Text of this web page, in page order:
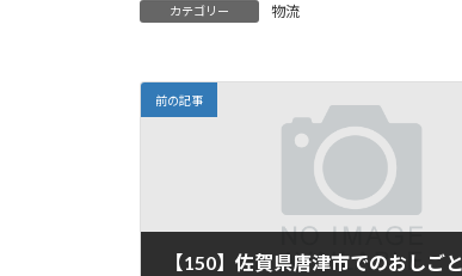
カテゴリー 物流
前の記事
【150】佐賀県唐津市でのおしごと